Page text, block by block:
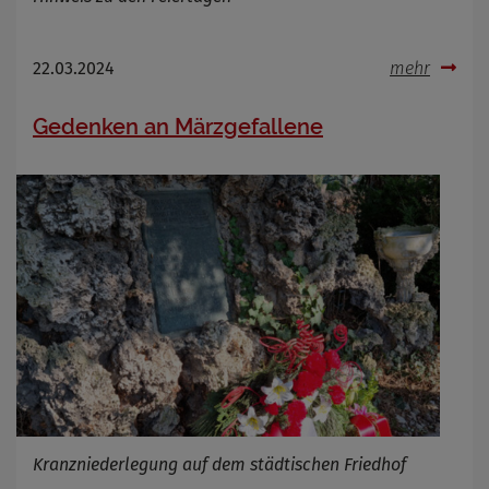
22.03.2024 mehr
Gedenken an Märzgefallene
Kranzniederlegung auf dem städtischen Friedhof
Anbieter
Cookie Name